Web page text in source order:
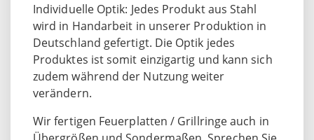
Individuelle Optik: Jedes Produkt aus Stahl
wird in Handarbeit in unserer Produktion in
Deutschland gefertigt. Die Optik jedes
Produktes ist somit einzigartig und kann sich
zudem während der Nutzung weiter
verändern.
Wir fertigen Feuerplatten / Grillringe auch in